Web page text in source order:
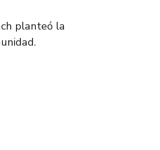
planteó la
esfuerzos en pro de la